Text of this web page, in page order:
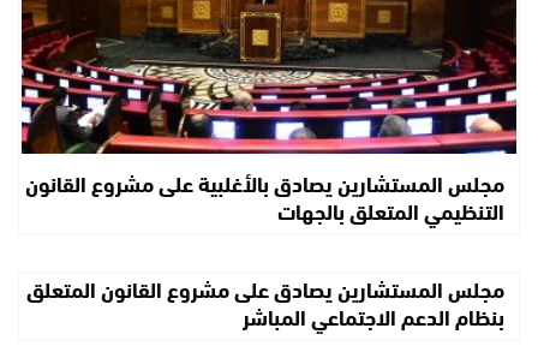
مجلس المستشارين يصادق بالأغلبية على مشروع القانون
التنظيمي المتعلق بالجهات
مجلس المستشارين يصادق على مشروع القانون المتعلق
بنظام الدعم الاجتماعي المباشر